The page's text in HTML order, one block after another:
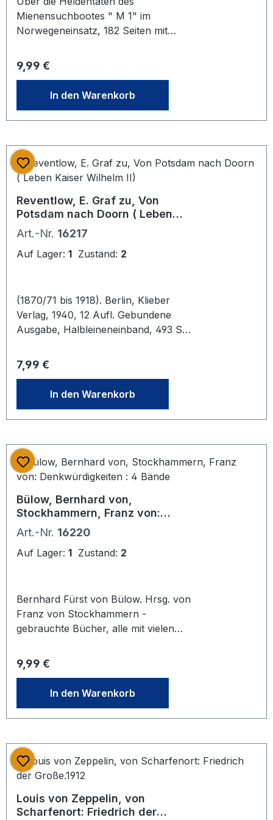
Mienensuchbootes " M 1" im
Norwegeneinsatz, 182 Seiten mit
Abbildungen von Heinz Carls, Fotos
von Hans Bartels, farbiges
Titelportrait von Bartels, einer
illustr. Ohalbleinen - Einband gut,
1942, Gebundene Ausgabe
Regulärer Preis:
9,99 €
In den Warenkorb
Reventlow, E. Graf zu, Von
Potsdam nach Doorn ( Leben
Kaiser Wilhelm II)
Art.-Nr. 16217
Auf Lager: 1 Zustand: 2
(1870/71 bis 1918). Berlin, Klieber
Verlag, 1940, 12 Aufl. Gebundene
Ausgabe, Halbleineneinband, 493 S.
minimal berieben
Regulärer Preis:
7,99 €
In den Warenkorb
Bülow, Bernhard von,
Stockhammern, Franz von:
Denkwürdigkeiten : 4 Bände
Art.-Nr. 16220
Auf Lager: 1 Zustand: 2
Bernhard Fürst von Bülow. Hrsg. von
Franz von Stockhammern -
gebrauchte Bücher, alle mit vielen
historischen Dokumenten. Bd. 1.)
Vom Staatssekretariat bis zur
Marokko-Krise 1930, 634 S. plus
Titel mit vielen handschriftlichen
im Text ein paar Unterstreichungen
und Randnotitzen, diese nicht so
auffällig. 1930 Ulstein Verlag. . Bd. 2) .
Abschied 1930, 1-25 Tsd. 531 S.
Regulärer Preis:
9,99 €
In den Warenkorb
Louis von Zeppelin, von
Scharfenort: Friedrich der